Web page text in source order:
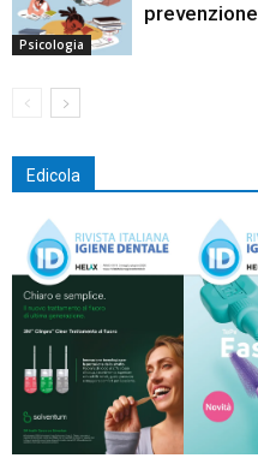
Psicologia
prevenzione
Edicola